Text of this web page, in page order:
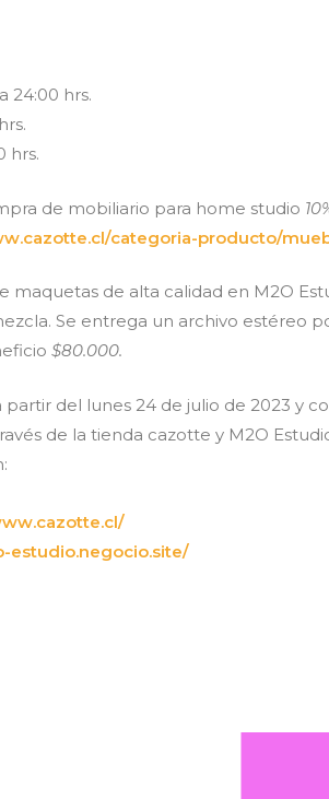
24:00 hrs.
hrs.
de mobiliario para home studio
categoria-producto/
maquetas de alta calidad en M2O
Se entrega un archivo estéreo
$80.000.
del lunes 24 de julio de 2023 y
de la tienda cazotte y M2O
estudio.negocio.site/